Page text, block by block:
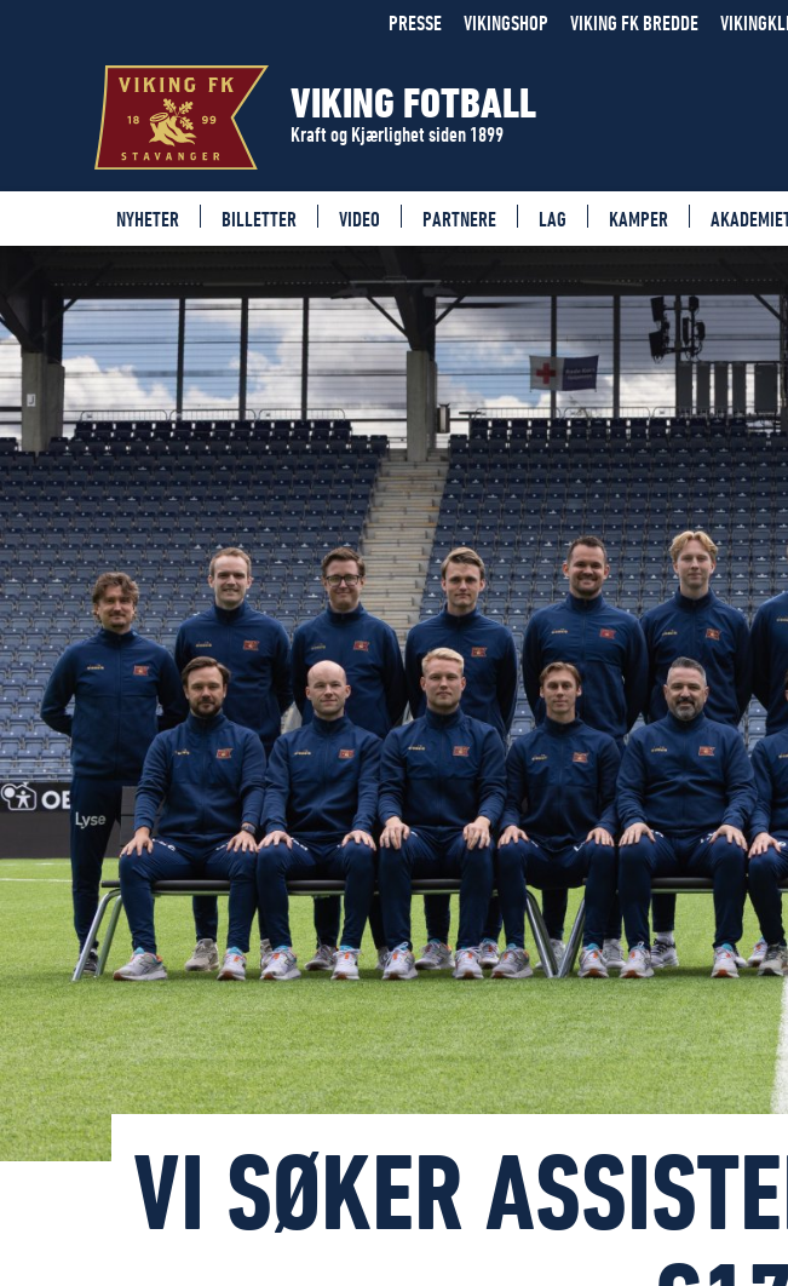
PRESSE VIKINGSHOP VIKING FK BREDDE
VIKING FOTBALL
Kraft og Kjærlighet siden 1899
NYHETER BILLETTER VIDEO PARTNERE LAG KAMPER
VI SØKER